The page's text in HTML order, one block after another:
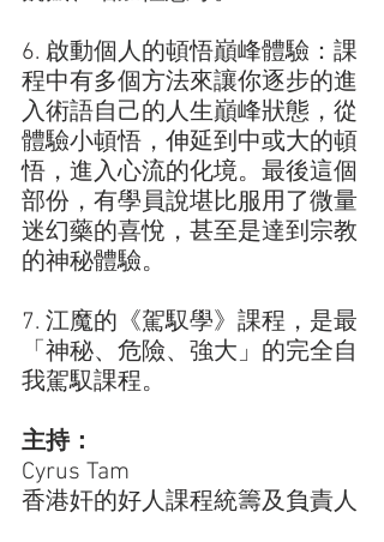
6. 啟動個人的頓悟巔峰體驗：課
程中有多個方法來讓你逐步的進
入術語自己的人生巔峰狀態，從
體驗小頓悟，伸延到中或大的頓
悟，進入心流的化境。最後這個
部份，有學員說堪比服用了微量
迷幻藥的喜悅，甚至是達到宗教
的神秘體驗。
7. 江魔的《駕馭學》課程，是最
「神秘、危險、強大」的完全自
我駕馭課程。
主持：
Cyrus Tam
香港奸的好人課程統籌及負責人